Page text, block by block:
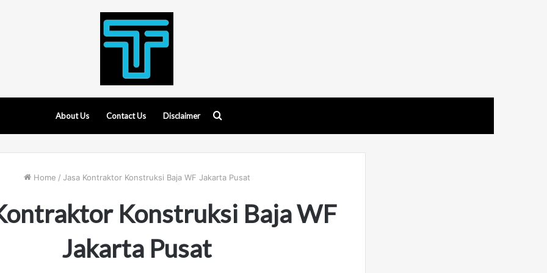
About Us Contact Us Disclaimer
for
Home / Jasa Kontraktor Konstruksi Baja WF Jakarta Pusat
Konstruksi Baja WF
Jakarta Pusat